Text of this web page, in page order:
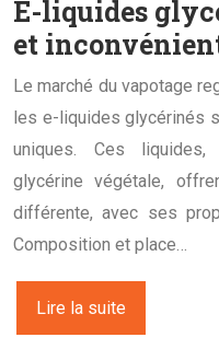
E-liquides
et
Le marché du vapotage
les e-liquides glycérinés
uniques. Ces liquides,
glycérine végétale,
différente, avec ses
Composition et place…
Lire la suite